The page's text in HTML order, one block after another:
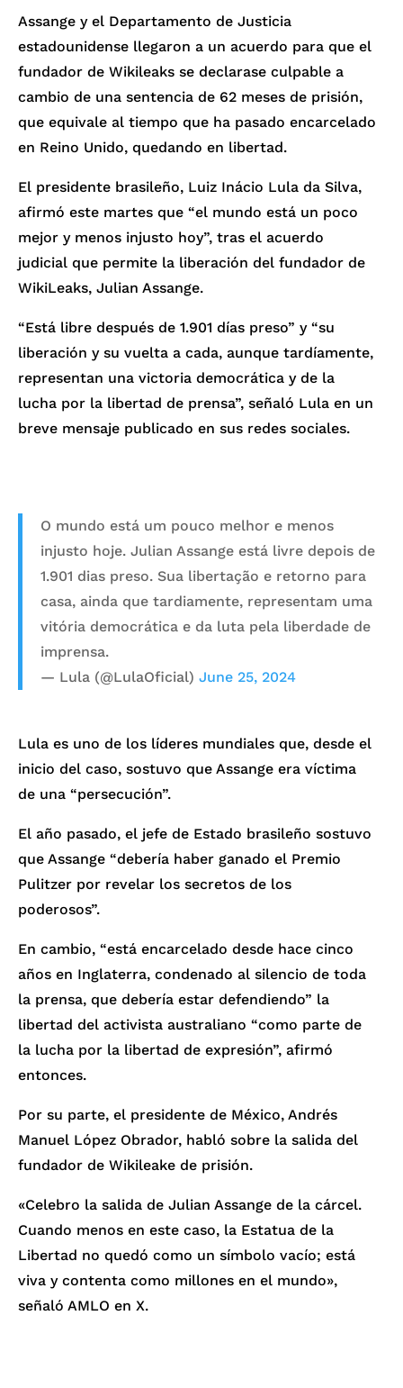
Assange y el Departamento de Justicia
estadounidense llegaron a un acuerdo para que el
fundador de Wikileaks se declarase culpable a
cambio de una sentencia de 62 meses de prisión,
que equivale al tiempo que ha pasado encarcelado
en Reino Unido, quedando en libertad.
El presidente brasileño, Luiz Inácio Lula da Silva,
afirmó este martes que “el mundo está un poco
mejor y menos injusto hoy”, tras el acuerdo
judicial que permite la liberación del fundador de
WikiLeaks, Julian Assange.
“Está libre después de 1.901 días preso” y “su
liberación y su vuelta a cada, aunque tardíamente,
representan una victoria democrática y de la
lucha por la libertad de prensa”, señaló Lula en un
breve mensaje publicado en sus redes sociales.
O mundo está um pouco melhor e menos
injusto hoje. Julian Assange está livre depois de
1.901 dias preso. Sua libertação e retorno para
casa, ainda que tardiamente, representam uma
vitória democrática e da luta pela liberdade de
imprensa.
— Lula (@LulaOficial) June 25, 2024
Lula es uno de los líderes mundiales que, desde el
inicio del caso, sostuvo que Assange era víctima
de una “persecución”.
El año pasado, el jefe de Estado brasileño sostuvo
que Assange “debería haber ganado el Premio
Pulitzer por revelar los secretos de los
poderosos”.
En cambio, “está encarcelado desde hace cinco
años en Inglaterra, condenado al silencio de toda
la prensa, que debería estar defendiendo” la
libertad del activista australiano “como parte de
la lucha por la libertad de expresión”, afirmó
entonces.
Por su parte, el presidente de México, Andrés
Manuel López Obrador, habló sobre la salida del
fundador de Wikileake de prisión.
«Celebro la salida de Julian Assange de la cárcel.
Cuando menos en este caso, la Estatua de la
Libertad no quedó como un símbolo vacío; está
viva y contenta como millones en el mundo»,
señaló AMLO en X.